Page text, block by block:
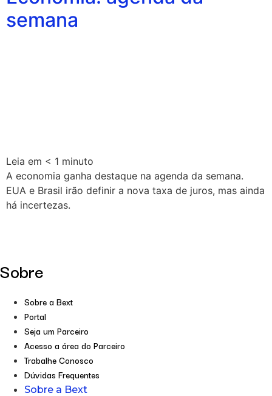
semana
Leia em < 1 minuto
A economia ganha destaque na agenda da semana.
EUA e Brasil irão definir a nova taxa de juros, mas ainda
há incertezas.
Sobre
Sobre a Bext
Portal
Seja um Parceiro
Acesso a área do Parceiro
Trabalhe Conosco
Dúvidas Frequentes
Sobre a Bext